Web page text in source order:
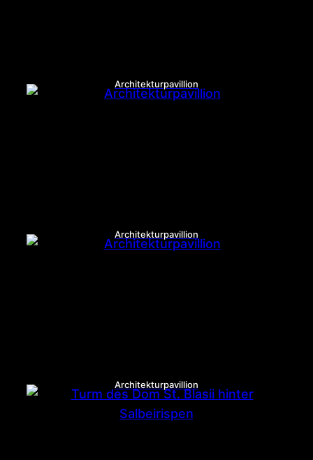
Architekturpavillion
Architekturpavillion
Architekturpavillion